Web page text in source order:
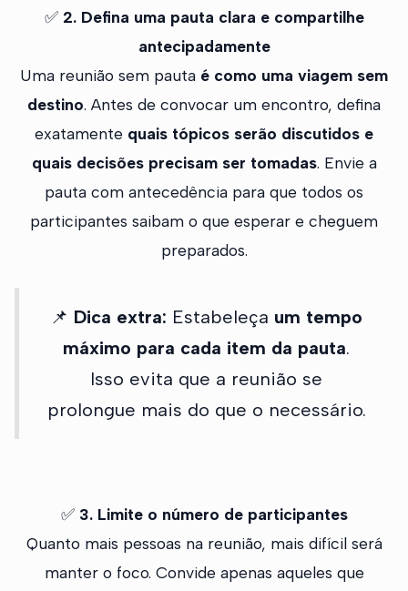
✅ 2. Defina uma pauta clara e compartilhe
antecipadamente
Uma reunião sem pauta é como uma viagem sem
destino. Antes de convocar um encontro, defina
exatamente quais tópicos serão discutidos e
quais decisões precisam ser tomadas. Envie a
pauta com antecedência para que todos os
participantes saibam o que esperar e cheguem
preparados.
📌 Dica extra: Estabeleça um tempo
máximo para cada item da pauta.
Isso evita que a reunião se
prolongue mais do que o necessário.
✅ 3. Limite o número de participantes
Quanto mais pessoas na reunião, mais difícil será
manter o foco. Convide apenas aqueles que